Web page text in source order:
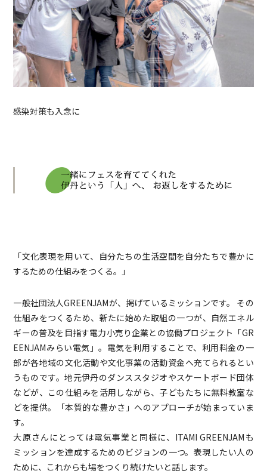
感染対策も入念に
「文化表現を用いて、自分たちの生活空間を自分たちで豊かに
するための仕組みをつくる。」
一般社団法人GREENJAMが、掲げているミッションです。 その
仕組みをつくるため、新たに始めた取組の一つが、自然エネル
ギーの普及を目指す電力小売り企業との協働プロジェクト「GR
EENJAMみらい電気」。電気を利用することで、利用料金の一
部が各地域の文化活動や文化事業の活動資金へ充てられるとい
うものです。地元伊丹のダンススタジオやスケートボード団体
などが、この仕組みを活用しながら、子どもたちに無料教室な
どを提供。「本質的な豊かさ」へのアプローチが始まっていま
す。
大原さんにとっては電気事業と同様に、ITAMI GREENJAMも
ミッションを達成するためのビジョンの一つ。表現したい人の
ために、これからも場をつくり続けたいと話します。